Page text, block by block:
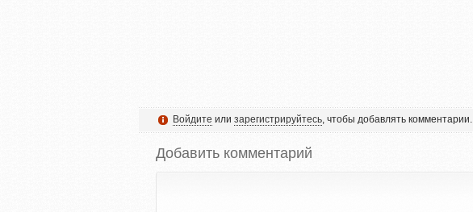
Войдите или зарегистрируйтесь, чтобы добавлять комментарии.
Добавить комментарий